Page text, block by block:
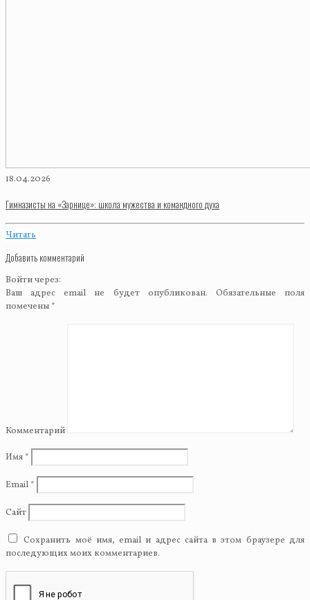
18.04.2026
Гимназисты на «Зарнице»: школа мужества и командного духа
Читать
Добавить комментарий
Войти через:
Ваш адрес email не будет опубликован. Обязательные поля
помечены *
Комментарий
Имя *
Email *
Сайт
Сохранить моё имя, email и адрес сайта в этом браузере для
последующих моих комментариев.